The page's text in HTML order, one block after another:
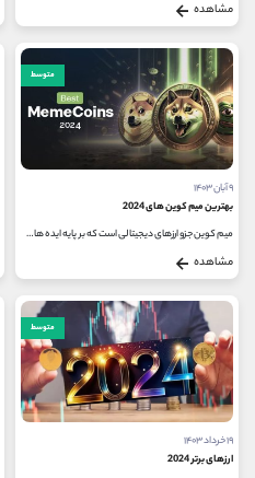
مشاهده
متوسط
۹ آبان ۱۴۰۳
بهترین میم کوین های 2024
میم کوین جزو ارزهای دیجیتالی است که بر پایه ایده های خلاقانه ایجاد شده است. به عنوان بخشی از دنیای گسترده و متنوع ارزهای دیجیتال،...
مشاهده
متوسط
۱۹ خرداد ۱۴۰۳
ارزهای برتر 2024